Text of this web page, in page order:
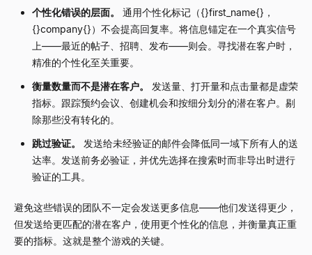
个性化错误的层面。
通用个性化标记（{}first_name{} ，
{}company{}）不会提高回复率。将信息锚定在一个真实信号
上——最近的帖子、招聘、发布——则会。寻找潜在客户时，
精准的个性化至关重要。
衡量数量而不是潜在客户。
发送量、打开量和点击量都是虚荣
指标。跟踪预约会议、创建机会和按细分划分的潜在客户。剔
除那些没有转化的。
跳过验证。
发送给未经验证的邮件会降低同一域下所有人的送
达率。发送前务必验证，并优先选择在搜索时而非导出时进行
验证的工具。
避免这些错误的团队不一定会发送更多信息——他们发送得更少，
但发送给更匹配的潜在客户，使用更个性化的信息，并衡量真正重
要的指标。这就是整个游戏的关键。